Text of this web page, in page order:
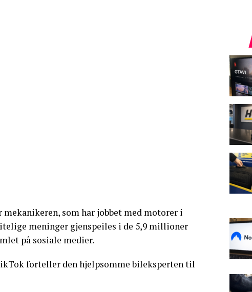
som har jobbet med motorer i
meninger gjenspeiles i de 5,9 millioner
på sosiale medier.
forteller den hjelpsomme bileksperten til